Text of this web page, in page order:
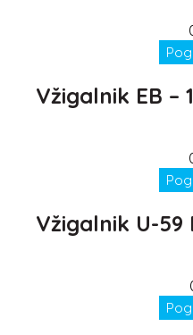
Vžigalnik EB –
Vžigalnik U-59